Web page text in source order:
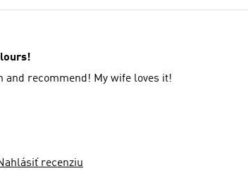
and recommend! My wife loves it!
recenziu